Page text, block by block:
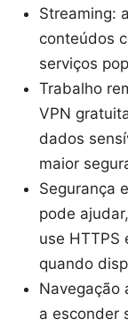
Streaming:
conteúdos
serviços
Trabalho
VPN
dados
maior
Segurança
pode
use HTTPS
quando
Navegação
a esconder